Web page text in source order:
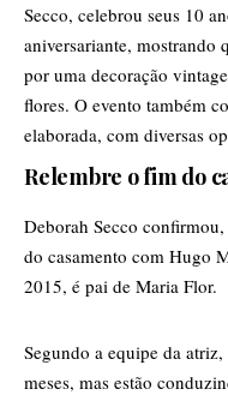
Secco, celebrou seus 10
aniversariante, mostrando
por uma decoração
flores. O evento também
elaborada, com diversas
Relembre o fim do
Deborah Secco
do casamento com Hugo
2015, é pai de Maria Flor.
Segundo a equipe da
meses, mas estão